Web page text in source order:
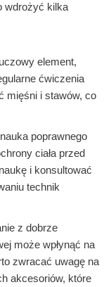
wdrożyć kilka
element,
ćwiczenia
mięśni i stawów, co
poprawnego
ciała przed
i konsultować
technik
z dobrze
może wpłynąć na
zwracać uwagę na
akcesoriów, które